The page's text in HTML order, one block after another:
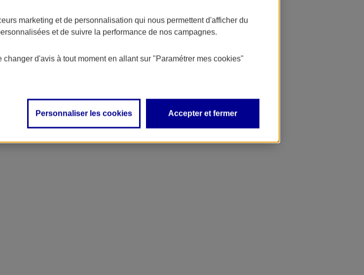
marketing et de personnalisation qui nous permettent d'afficher du
et de suivre la performance de nos campagnes.
d'avis à tout moment en allant sur "Paramétrer mes cookies"
Personnaliser les cookies Accepter et fermer